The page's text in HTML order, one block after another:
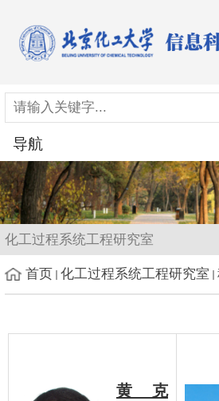
导航
化工过程系统工程研究室
首页 化工过程系统工程研究室
黄克